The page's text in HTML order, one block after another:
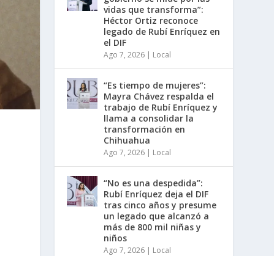
vidas que transforma”:
Héctor Ortiz reconoce
legado de Rubí Enríquez en
el DIF
Ago 7, 2026 | Local
“Es tiempo de mujeres”:
Mayra Chávez respalda el
trabajo de Rubí Enríquez y
llama a consolidar la
transformación en
Chihuahua
Ago 7, 2026 | Local
“No es una despedida”:
Rubí Enríquez deja el DIF
tras cinco años y presume
un legado que alcanzó a
más de 800 mil niñas y
niños
Ago 7, 2026 | Local